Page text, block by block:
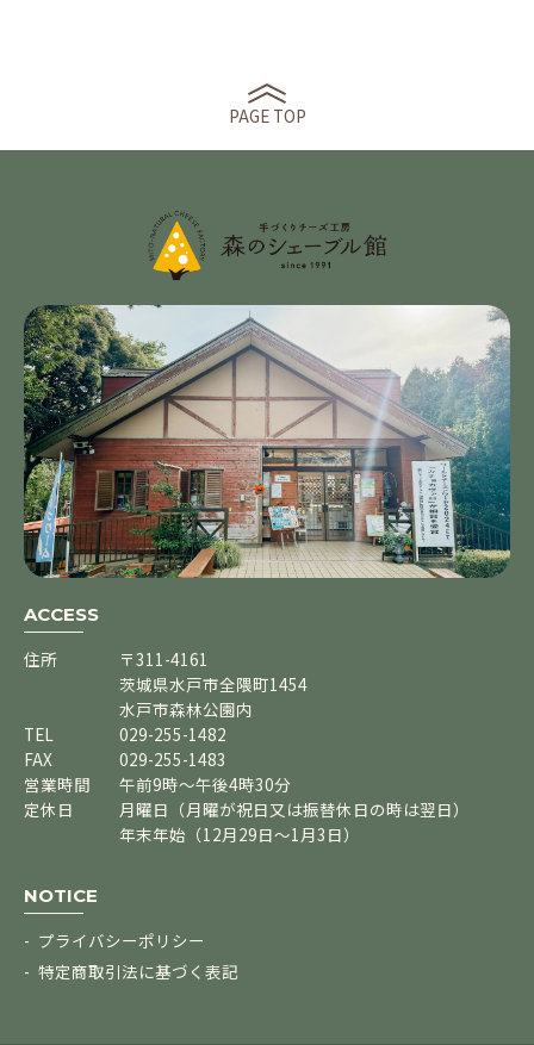
PAGE TOP
ACCESS
住所
〒311-4161
茨城県水戸市全隈町1454
水戸市森林公園内
TEL
029-255-1482
FAX
029-255-1483
営業時間
午前9時～午後4時30分
定休日
月曜日（月曜が祝日又は振替休日の時は翌日）
年末年始（12月29日～1月3日）
NOTICE
プライバシーポリシー
特定商取引法に基づく表記